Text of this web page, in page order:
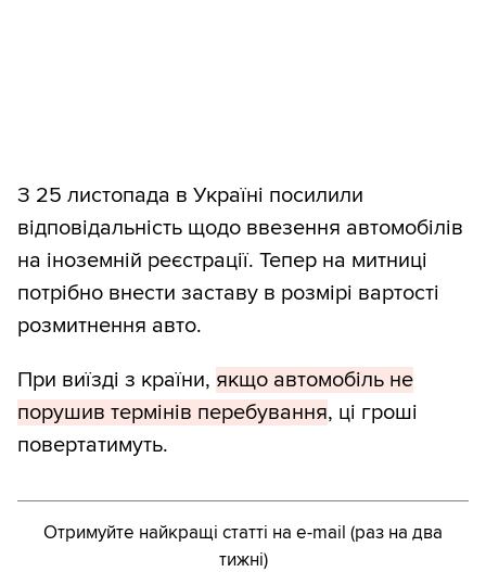
З 25 листопада в Україні посилили
відповідальність щодо ввезення автомобілів
на іноземній реєстрації. Тепер на митниці
потрібно внести заставу в розмірі вартості
розмитнення авто.
При виїзді з країни, якщо автомобіль не
порушив термінів перебування, ці гроші
повертатимуть.
Отримуйте найкращі статті на e-mail (раз на два
тижні)